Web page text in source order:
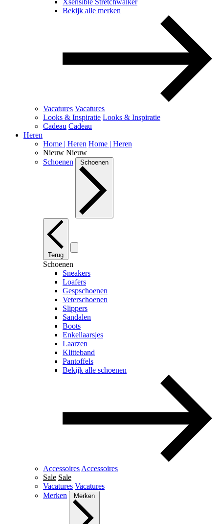
Xsensible Stretchwalker
Bekijk alle merken
Vacatures Vacatures
Looks & Inspiratie Looks & Inspiratie
Cadeau Cadeau
Heren
Home | Heren Home | Heren
Nieuw Nieuw
Schoenen
Schoenen
Terug
Schoenen
Sneakers
Loafers
Gespschoenen
Veterschoenen
Slippers
Sandalen
Boots
Enkellaarsjes
Laarzen
Klitteband
Pantoffels
Bekijk alle schoenen
Accessoires Accessoires
Sale Sale
Vacatures Vacatures
Merken
Merken